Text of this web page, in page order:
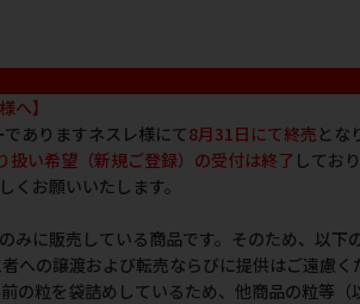
へ】
ありますネスレ様にて8月31日にて終売 とな
扱い希望（新規ご登録）の受付は終了してお
お願いいたします。
に販売している商品です。そのため、以下
の譲渡および転売ならびに提供はご遠慮く
粒を袋詰めしているため、他商品の粒等（